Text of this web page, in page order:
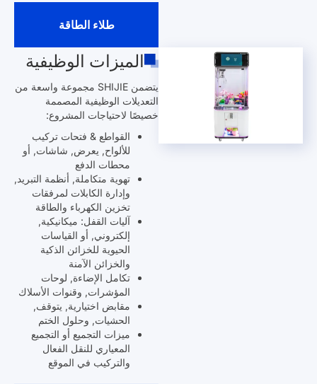
طلاء الطاقة
الميزات الوظيفية
يتضمن SHIJIE مجموعة واسعة من
التعديلات الوظيفية المصممة
خصيصًا لاحتياجات المشروع:
القواطع & فتحات تركيب
للألواح, يعرض, شاشات, أو
محطات الدفع
تهوية متكاملة, أنظمة التبريد,
وإدارة الكابلات لمرفقات
تخزين الكهرباء والطاقة
آليات القفل: ميكانيكية,
إلكتروني, أو القياسات
الحيوية للخزائن الذكية
والخزائن الآمنة
تكامل الإضاءة, لوحات
المؤشرات, وقنوات الأسلاك
مقابض اختيارية, يتوقف,
الحشيات, وحلول الختم
ميزات التجميع أو التجميع
المعياري للنقل الفعال
والتركيب في الموقع